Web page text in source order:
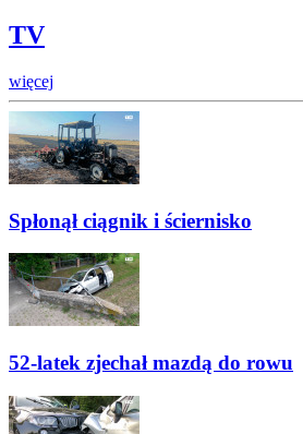
TV
więcej
Spłonął ciągnik i ściernisko
52-latek zjechał mazdą do rowu